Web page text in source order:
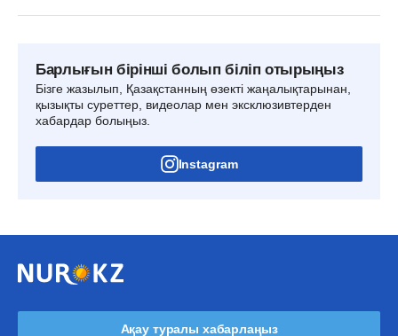
Барлығын бірінші болып біліп отырыңыз
Бізге жазылып, Қазақстанның өзекті жаңалықтарынан,
қызықты суреттер, видеолар мен эксклюзивтерден
хабардар болыңыз.
Instagram
Ақау туралы хабарлаңыз